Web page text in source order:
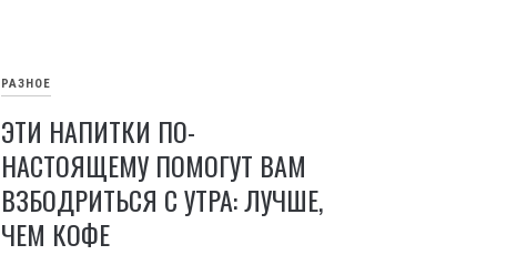
РАЗНОЕ
ЭТИ НАПИТКИ ПО-
НАСТОЯЩЕМУ ПОМОГУТ ВАМ
ВЗБОДРИТЬСЯ С УТРА: ЛУЧШЕ,
ЧЕМ КОФЕ